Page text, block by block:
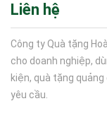
Liên hệ
Công ty Quà tặng
cho doanh nghiệp,
kiện, quà tặng
yêu cầu.